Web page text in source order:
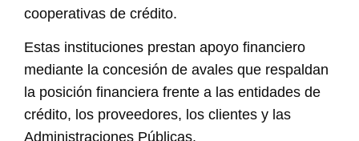
cooperativas de crédito.
Estas instituciones prestan apoyo financiero
mediante la concesión de avales que respaldan
la posición financiera frente a las entidades de
crédito, los proveedores, los clientes y las
Administraciones Públicas.